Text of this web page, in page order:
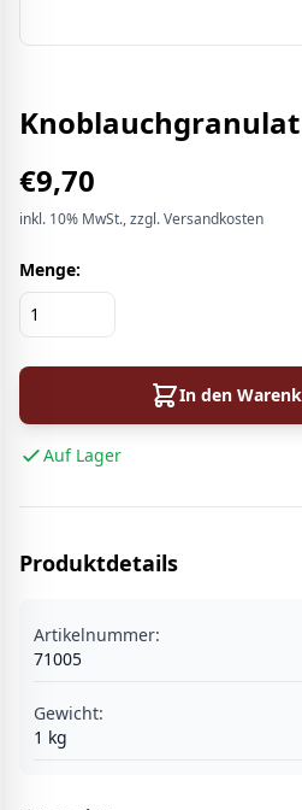
Knoblauchgranulat
€9,70
inkl. 10% MwSt., zzgl. Versandkosten
Menge:
In den
Auf Lager
Produktdetails
Artikelnummer:
71005
Gewicht:
1 kg